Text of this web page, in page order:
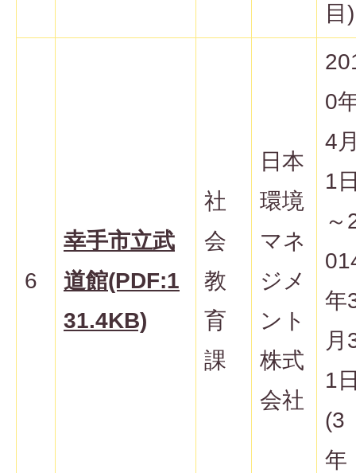
目)
6
幸手市立武
道館(PDF:1
31.4KB)
社
会
教
育
課
日本
環境
マネ
ジメ
ント
株式
会社
0
4
1
～
年
月
1
(3
年